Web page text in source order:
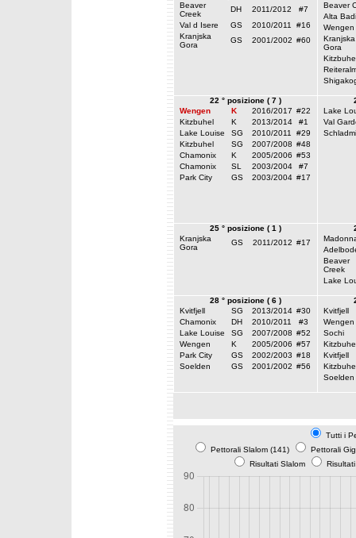
Beaver
Creek
DH 2011/2012
#7
Val d Isere
GS 2010/2011
#16
Kranjska
Gora
GS 2001/2002 #60
Beaver
Alta
Wengen
Kranjska
Gora
22 ° posizione ( 7 )
Wengen
K 2016/2017 #22
Kitzbuhel
K 2013/2014
#1
Lake Louise
SG 2010/2011
#29
Kitzbuhel
SG 2007/2008 #48
Chamonix
K 2005/2006 #53
Chamonix
SL 2003/2004
#7
Park City
GS 2003/2004 #17
Lake
Val
25 ° posizione ( 1 )
Kranjska
Gora
GS 2011/2012 #17
Beaver
Creek
Lake
28 ° posizione ( 6 )
Kvitfjell
SG 2013/2014 #30
Chamonix
DH 2010/2011
#3
Lake Louise
SG 2007/2008 #52
Wengen
K 2005/2006 #57
Park City
GS 2002/2003 #18
Soelden
GS 2001/2002 #56
Kvitfjell
Wengen
Sochi
Kvitfjell
Soelden
Tutti i
Pettorali Slalom (141)
Pettorali
Risultati Slalom